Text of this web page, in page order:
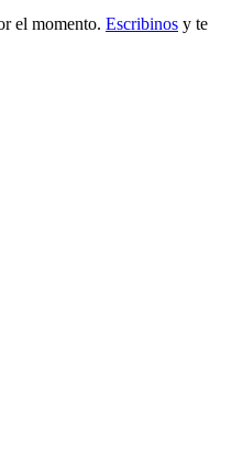
el momento. Escribinos y te